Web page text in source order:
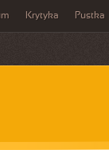
Krytyka Pustka